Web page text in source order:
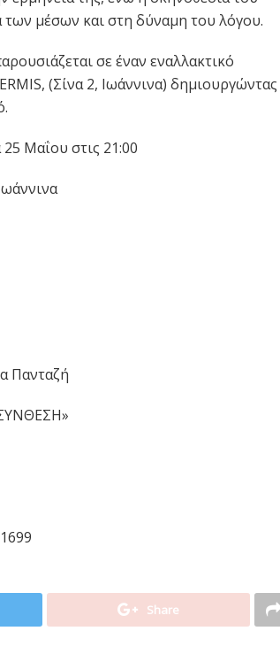
μέσων και στη δύναμη του λόγου.
σε έναν εναλλακτικό
(Σίνα 2, Ιωάννινα) δημιουργώντας
Μαΐου στις 21:00
Πανταζή
Share